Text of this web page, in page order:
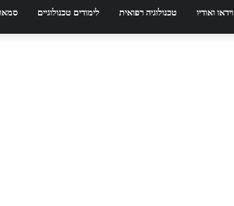
וידאו ואודיו טכנולוגיה רפואית לימודים טכנולוגיים